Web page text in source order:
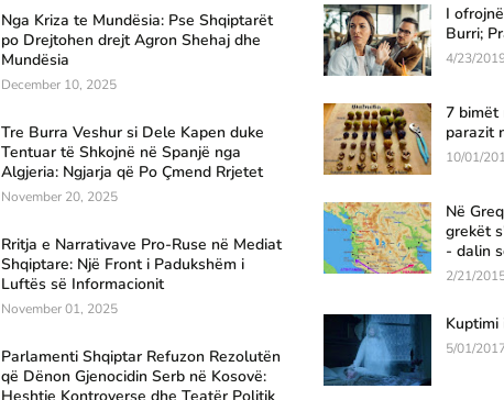
Nga Kriza te Mundësia: Pse Shqiptarët
po Drejtohen drejt Agron Shehaj dhe
Mundësia
December 10, 2025
Tre Burra Veshur si Dele Kapen duke
Tentuar të Shkojnë në Spanjë nga
Algjeria: Ngjarja që Po Çmend Rrjetet
November 20, 2025
Rritja e Narrativave Pro-Ruse në Mediat
Shqiptare: Një Front i Padukshëm i
Luftës së Informacionit
November 01, 2025
Parlamenti Shqiptar Refuzon Rezolutën
që Dënon Gjenocidin Serb në Kosovë:
I
Burri;
4/23/
7 bimët
parazit
10/01/
Në
grekët
- dalin
2/21/
Kuptimi
5/01/